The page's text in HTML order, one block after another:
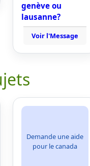
genève ou
lausanne?
Voir l'Message
Demande une aide
pour le canada